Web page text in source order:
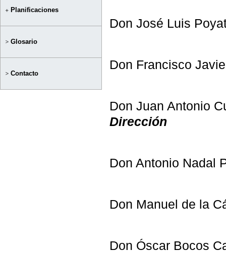
Planificaciones
Glosario
Contacto
Don José Luis
Don Francisco
Don Juan Antonio
Dirección
Don Antonio Nadal
Don Manuel de la
Don Óscar Bocos